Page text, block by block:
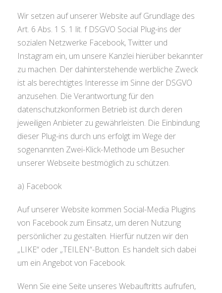
Wir setzen auf unserer Website auf Grundlage des
Art. 6 Abs. 1 S. 1 lit. f DSGVO Social Plug-ins der
sozialen Netzwerke Facebook, Twitter und
Instagram ein, um unsere Kanzlei hierüber bekannter
zu machen. Der dahinterstehende werbliche Zweck
ist als berechtigtes Interesse im Sinne der DSGVO
anzusehen. Die Verantwortung für den
datenschutzkonformen Betrieb ist durch deren
jeweiligen Anbieter zu gewährleisten. Die Einbindung
dieser Plug-ins durch uns erfolgt im Wege der
sogenannten Zwei-Klick-Methode um Besucher
unserer Webseite bestmöglich zu schützen.
a) Facebook
Auf unserer Website kommen Social-Media Plugins
von Facebook zum Einsatz, um deren Nutzung
persönlicher zu gestalten. Hierfür nutzen wir den
„LIKE“ oder „TEILEN“-Button. Es handelt sich dabei
um ein Angebot von Facebook.
Wenn Sie eine Seite unseres Webauftritts aufrufen,